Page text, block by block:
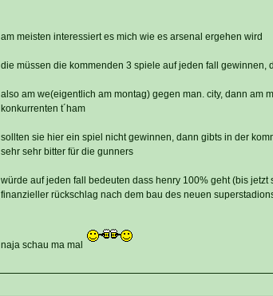
am meisten interessiert es mich wie es arsenal ergehen wird
die müssen die kommenden 3 spiele auf jeden fall gewinnen,
also am we(eigentlich am montag) gegen man. city, dann am
konkurrenten t´ham
sollten sie hier ein spiel nicht gewinnen, dann gibts in der
sehr sehr bitter für die gunners
würde auf jeden fall bedeuten dass henry 100% geht (bis
finanzieller rückschlag nach dem bau des neuen
naja schau ma mal